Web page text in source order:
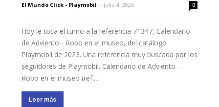
El Mundo Click - Playmobil - julio 4, 2026 0
Hoy le toca el turno a la referencia 71347, Calendario
de Adviento - Robo en el museo, del catálogo
Playmobil de 2023. Una referencia muy buscada por los
seguidores de Playmobil. Calendario de Adviento -
Robo en el museo (ref....
Leer más